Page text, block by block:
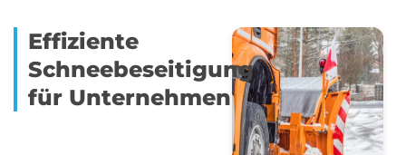
Effiziente
Schneebeseitigung
für Unternehmen